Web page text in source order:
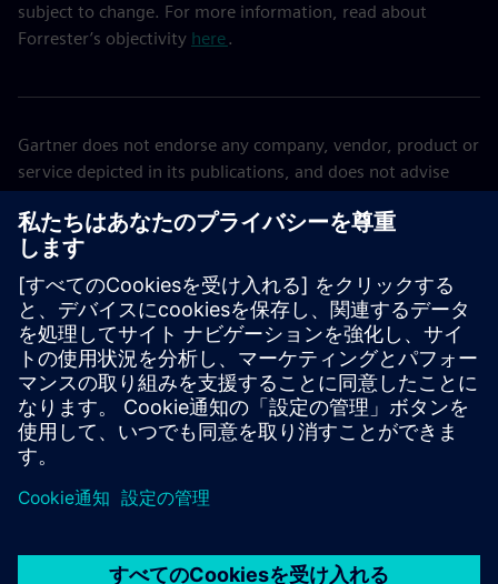
subject to change. For more information, read about
Forrester’s objectivity here.
Gartner does not endorse any company, vendor, product or
service depicted in its publications, and does not advise
highest ratings or other designation. Gartner publications
consist of the opinions of Gartner’s business and
technology insights organization and should not be
construed as statements of fact. Gartner disclaims all
warranties, expressed or implied, with respect to this
publication, including any warranties of merchantability or
fitness for a particular purpose. GARTNER is a trademark of
Gartner, Inc. and/or its affiliates.